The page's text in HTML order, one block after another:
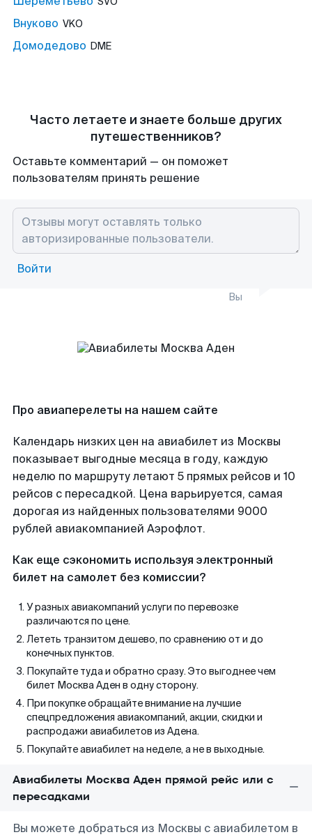
Внуково VKO
Домодедово DME
Часто летаете и знаете больше других
путешественников?
Оставьте комментарий — он поможет
пользователям принять решение
Войти
Вы
Про авиаперелеты на нашем сайте
Календарь низких цен на авиабилет из Москвы
показывает выгодные месяца в году, каждую
неделю по маршруту летают 5 прямых рейсов и 10
рейсов с пересадкой. Цена варьируется, самая
дорогая из найденных пользователями 9000
рублей авиакомпанией Аэрофлот.
Как еще сэкономить используя электронный
билет на самолет без комиссии?
У разных авиакомпаний услуги по перевозке
различаются по цене.
Лететь транзитом дешево, по сравнению от и до
конечных пунктов.
Покупайте туда и обратно сразу. Это выгоднее чем
билет Москва Аден в одну сторону.
При покупке обращайте внимание на лучшие
спецпредложения авиакомпаний, акции, скидки и
распродажи авиабилетов из Адена.
Покупайте авиабилет на неделе, а не в выходные.
Авиабилеты Москва Аден прямой рейс или с
пересадками
Вы можете добраться из Москвы с авиабилетом в